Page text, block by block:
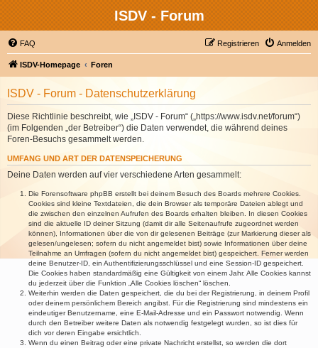
ISDV - Forum
FAQ Anmelden
Registrieren
ISDV-Homepage Foren
ISDV - Forum - Datenschutzerklärung
Diese Richtlinie beschreibt, wie „ISDV - Forum“ („https://www.isdv.net/forum“)
(im Folgenden „der Betreiber“) die Daten verwendet, die während deines
Foren-Besuchs gesammelt werden.
UMFANG UND ART DER DATENSPEICHERUNG
Deine Daten werden auf vier verschiedene Arten gesammelt:
Die Forensoftware phpBB erstellt bei deinem Besuch des Boards mehrere Cookies.
Cookies sind kleine Textdateien, die dein Browser als temporäre Dateien ablegt und
die zwischen den einzelnen Aufrufen des Boards erhalten bleiben. In diesen Cookies
sind die aktuelle ID deiner Sitzung (damit dir alle Seitenaufrufe zugeordnet werden
können), Informationen über die von dir gelesenen Beiträge (zur Markierung dieser als
gelesen/ungelesen; sofern du nicht angemeldet bist) sowie Informationen über deine
Teilnahme an Umfragen (sofern du nicht angemeldet bist) gespeichert. Ferner werden
deine Benutzer-ID, ein Authentifizierungsschlüssel und eine Session-ID gespeichert.
Die Cookies haben standardmäßig eine Gültigkeit von einem Jahr. Alle Cookies kannst
du jederzeit über die Funktion „Alle Cookies löschen“ löschen.
Weiterhin werden die Daten gespeichert, die du bei der Registrierung, in deinem Profil
oder deinem persönlichem Bereich angibst. Für die Registrierung sind mindestens ein
eindeutiger Benutzername, eine E-Mail-Adresse und ein Passwort notwendig. Wenn
durch den Betreiber weitere Daten als notwendig festgelegt wurden, so ist dies für
dich vor deren Eingabe ersichtlich.
Wenn du einen Beitrag oder eine private Nachricht erstellst, so werden die dort